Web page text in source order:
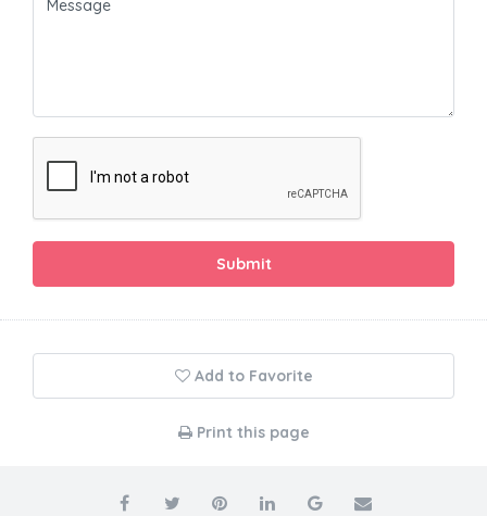
Submit
Add to Favorite
Print this page